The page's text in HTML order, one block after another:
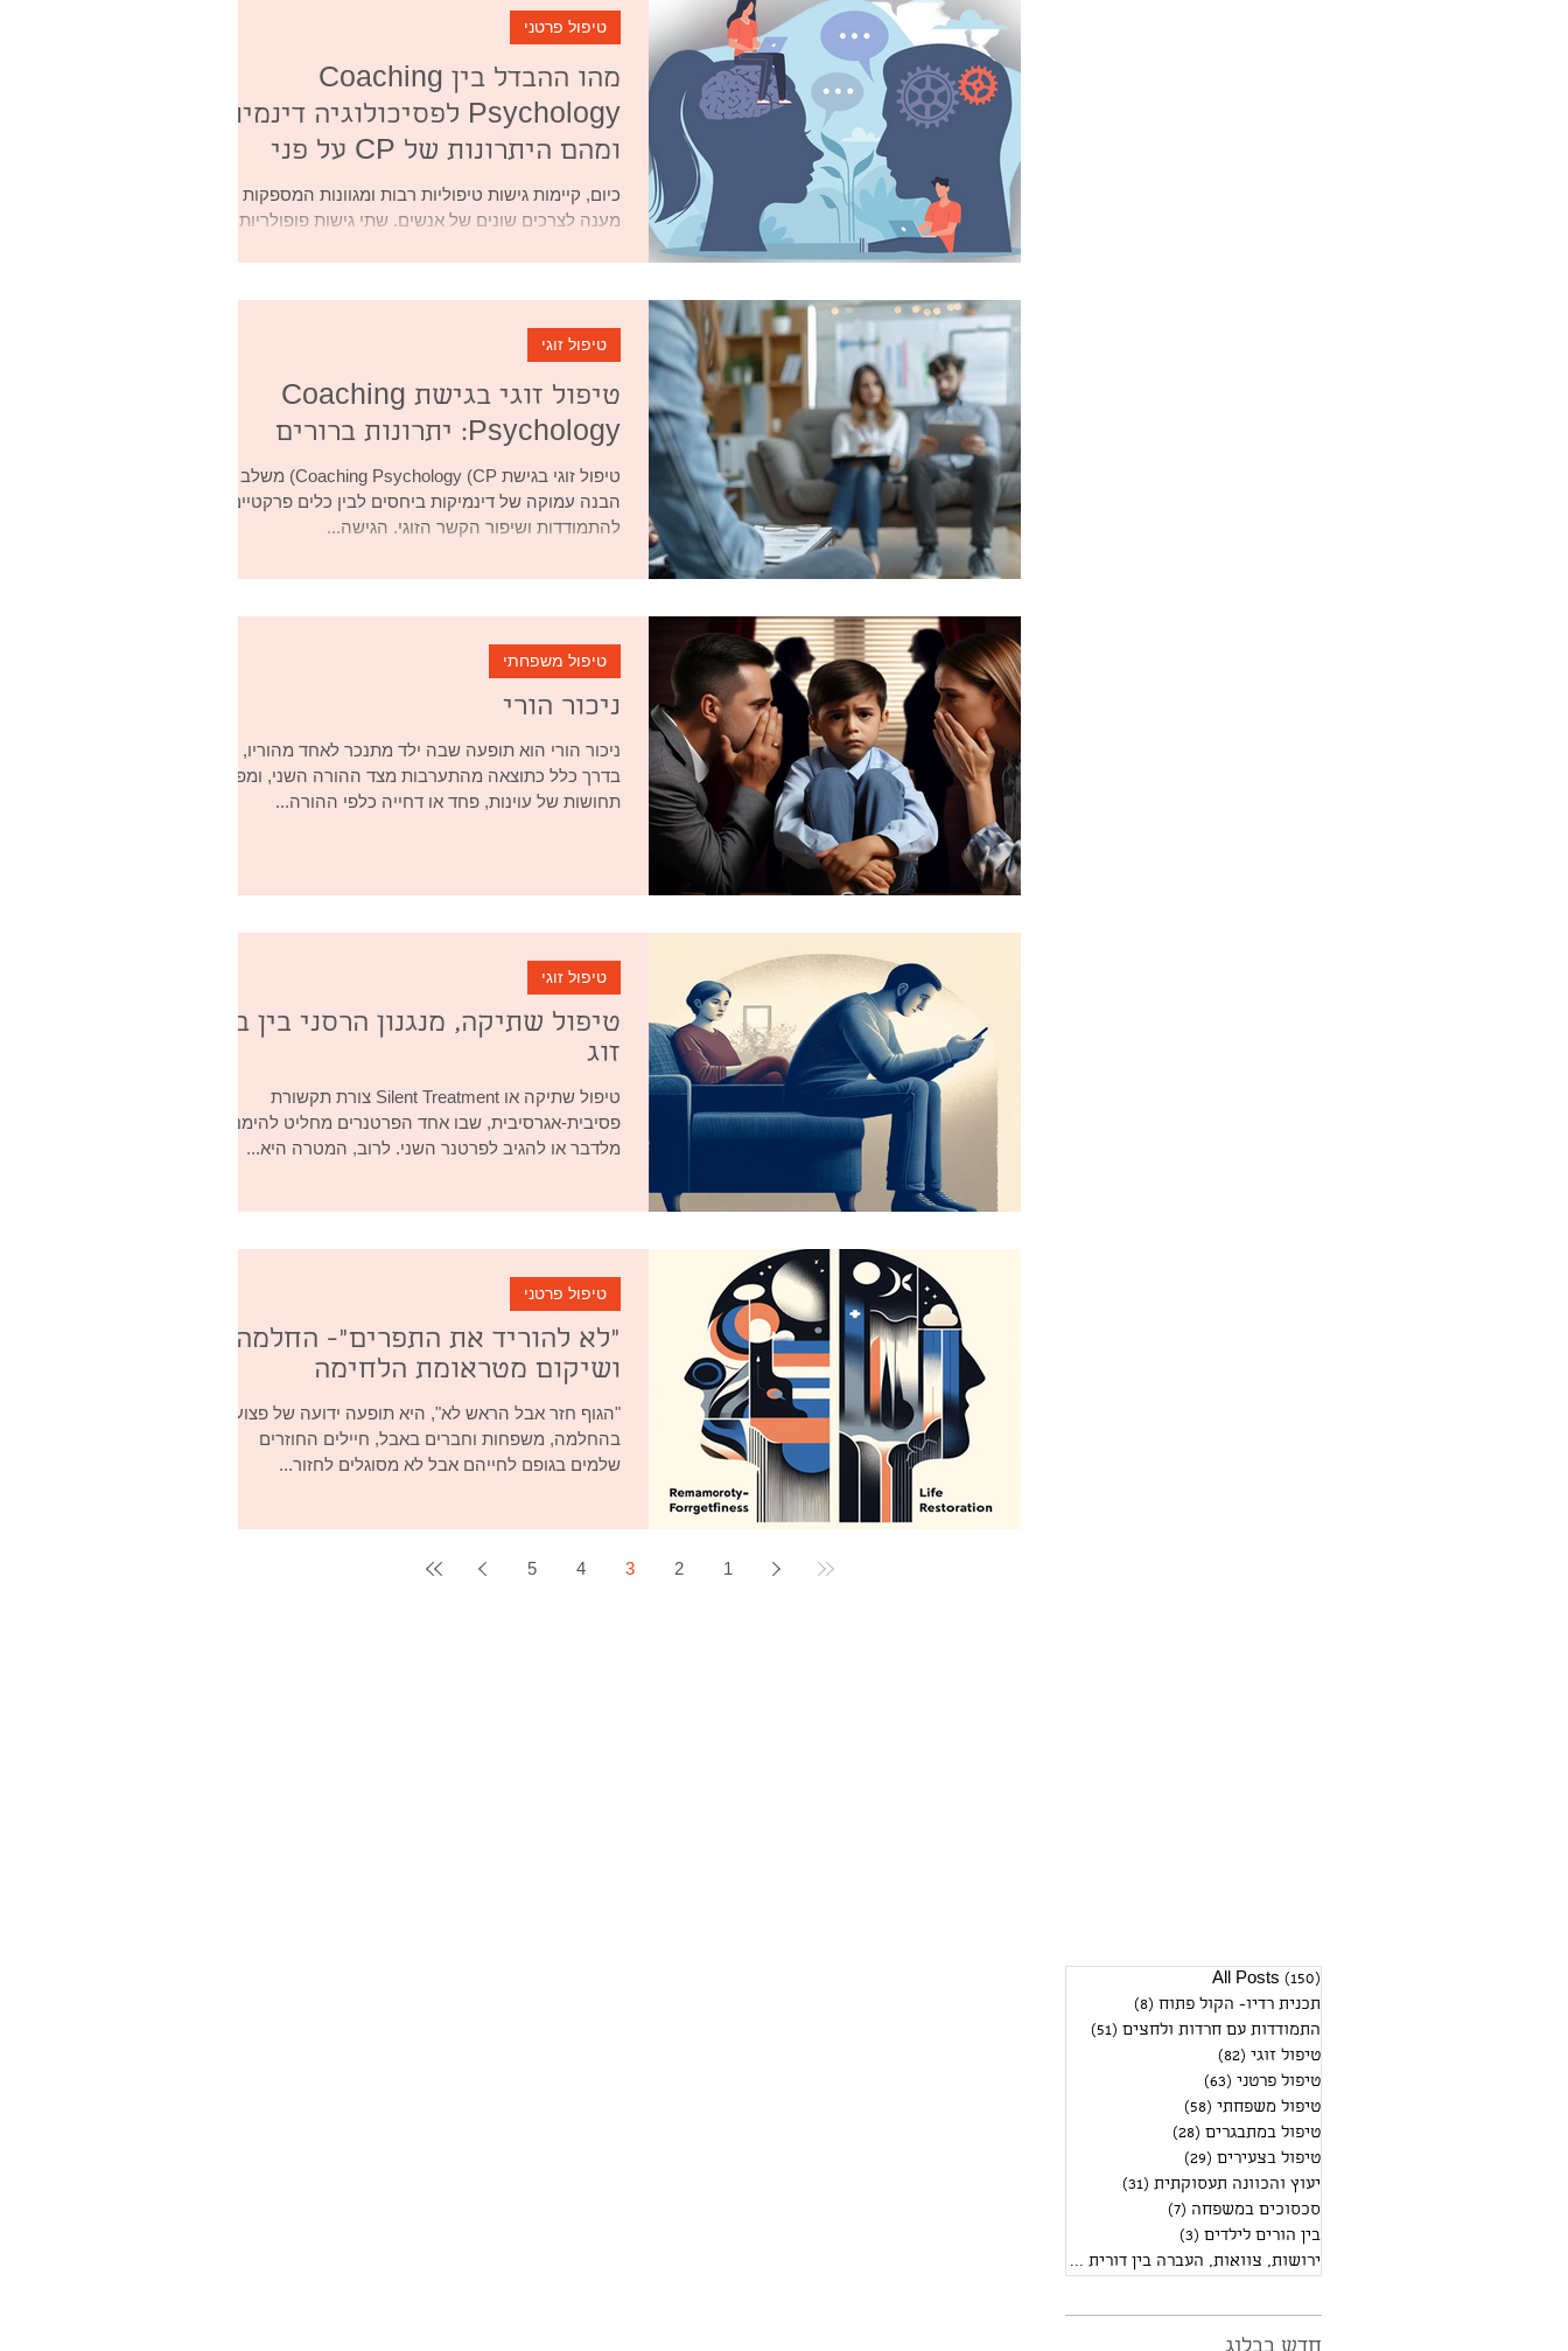
מהו ההבדל בין Coaching
Psychology לפסיכולוגיה דינמית
ומהם היתרונות של CP על פני
טיפול דינמי?
כיום, קיימות גישות טיפוליות רבות ומגוונות המספקות
מענה לצרכים שונים של אנשים. שתי גישות פופולריות הן
טיפול פרטני
טיפול זוגי בגישת Coaching
Psychology: יתרונות ברורים
טיפול זוגי בגישת Coaching Psychology (CP) משלב בין
הבנה עמוקה של דינמיקות ביחסים לבין כלים פרקטיים
להתמודדות ושיפור הקשר הזוגי. הגישה...
טיפול זוגי
ניכור הורי
ניכור הורי הוא תופעה שבה ילד מתנכר לאחד מהוריו,
בדרך כלל כתוצאה מהתערבות מצד ההורה השני, ומפתח
תחושות של עוינות, פחד או דחייה כלפי ההורה...
טיפול משפחתי
טיפול שתיקה, מנגנון הרסני בין בני
זוג
טיפול שתיקה או Silent Treatment צורת תקשורת
פסיבית-אגרסיבית, שבו אחד הפרטנרים מחליט להימנע
מלדבר או להגיב לפרטנר השני. לרוב, המטרה היא...
טיפול זוגי
"לא להוריד את התפרים"- החלמה
ושיקום מטראומת הלחימה
"הגוף חזר אבל הראש לא", היא תופעה ידועה של פצועים
בהחלמה, משפחות וחברים באבל, חיילים החוזרים
שלמים בגופם לחייהם אבל לא מסוגלים לחזור...
טיפול פרטני
1
2
3
4
5
All Posts (150)
תכנית רדיו- הקול פתוח (8)
התמודדות עם חרדות ולחצים (51)
טיפול זוגי (82)
טיפול פרטני (63)
טיפול משפחתי (58)
טיפול במתבגרים (28)
טיפול בצעירים (29)
יעוץ והכוונה תעסוקתית (31)
סכסוכים במשפחה (7)
בין הורים לילדים (3)
ירושות, צוואות, העברה בין דורית (2)